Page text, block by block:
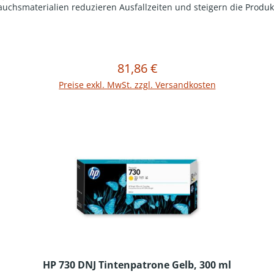
reduzieren Ausfallzeiten und steigern die
Regulärer Preis:
81,86 €
Preise exkl. MwSt. zzgl. Versandkosten
In den Warenkorb
HP 730 DNJ Tintenpatrone Gelb, 300 ml